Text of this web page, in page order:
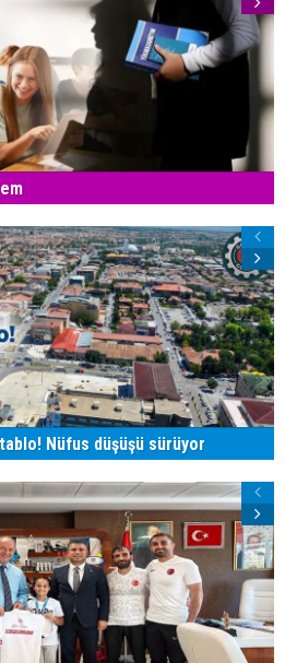
Nüfus düşüşü sürüyor